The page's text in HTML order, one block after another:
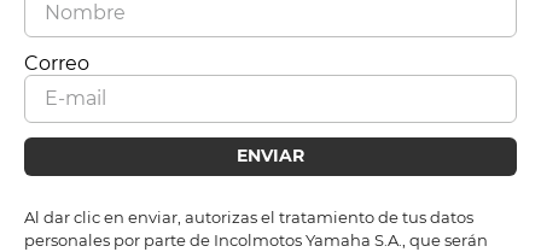
ENVIAR
Al dar clic en enviar, autorizas el tratamiento de tus datos
personales por parte de Incolmotos Yamaha S.A., que serán